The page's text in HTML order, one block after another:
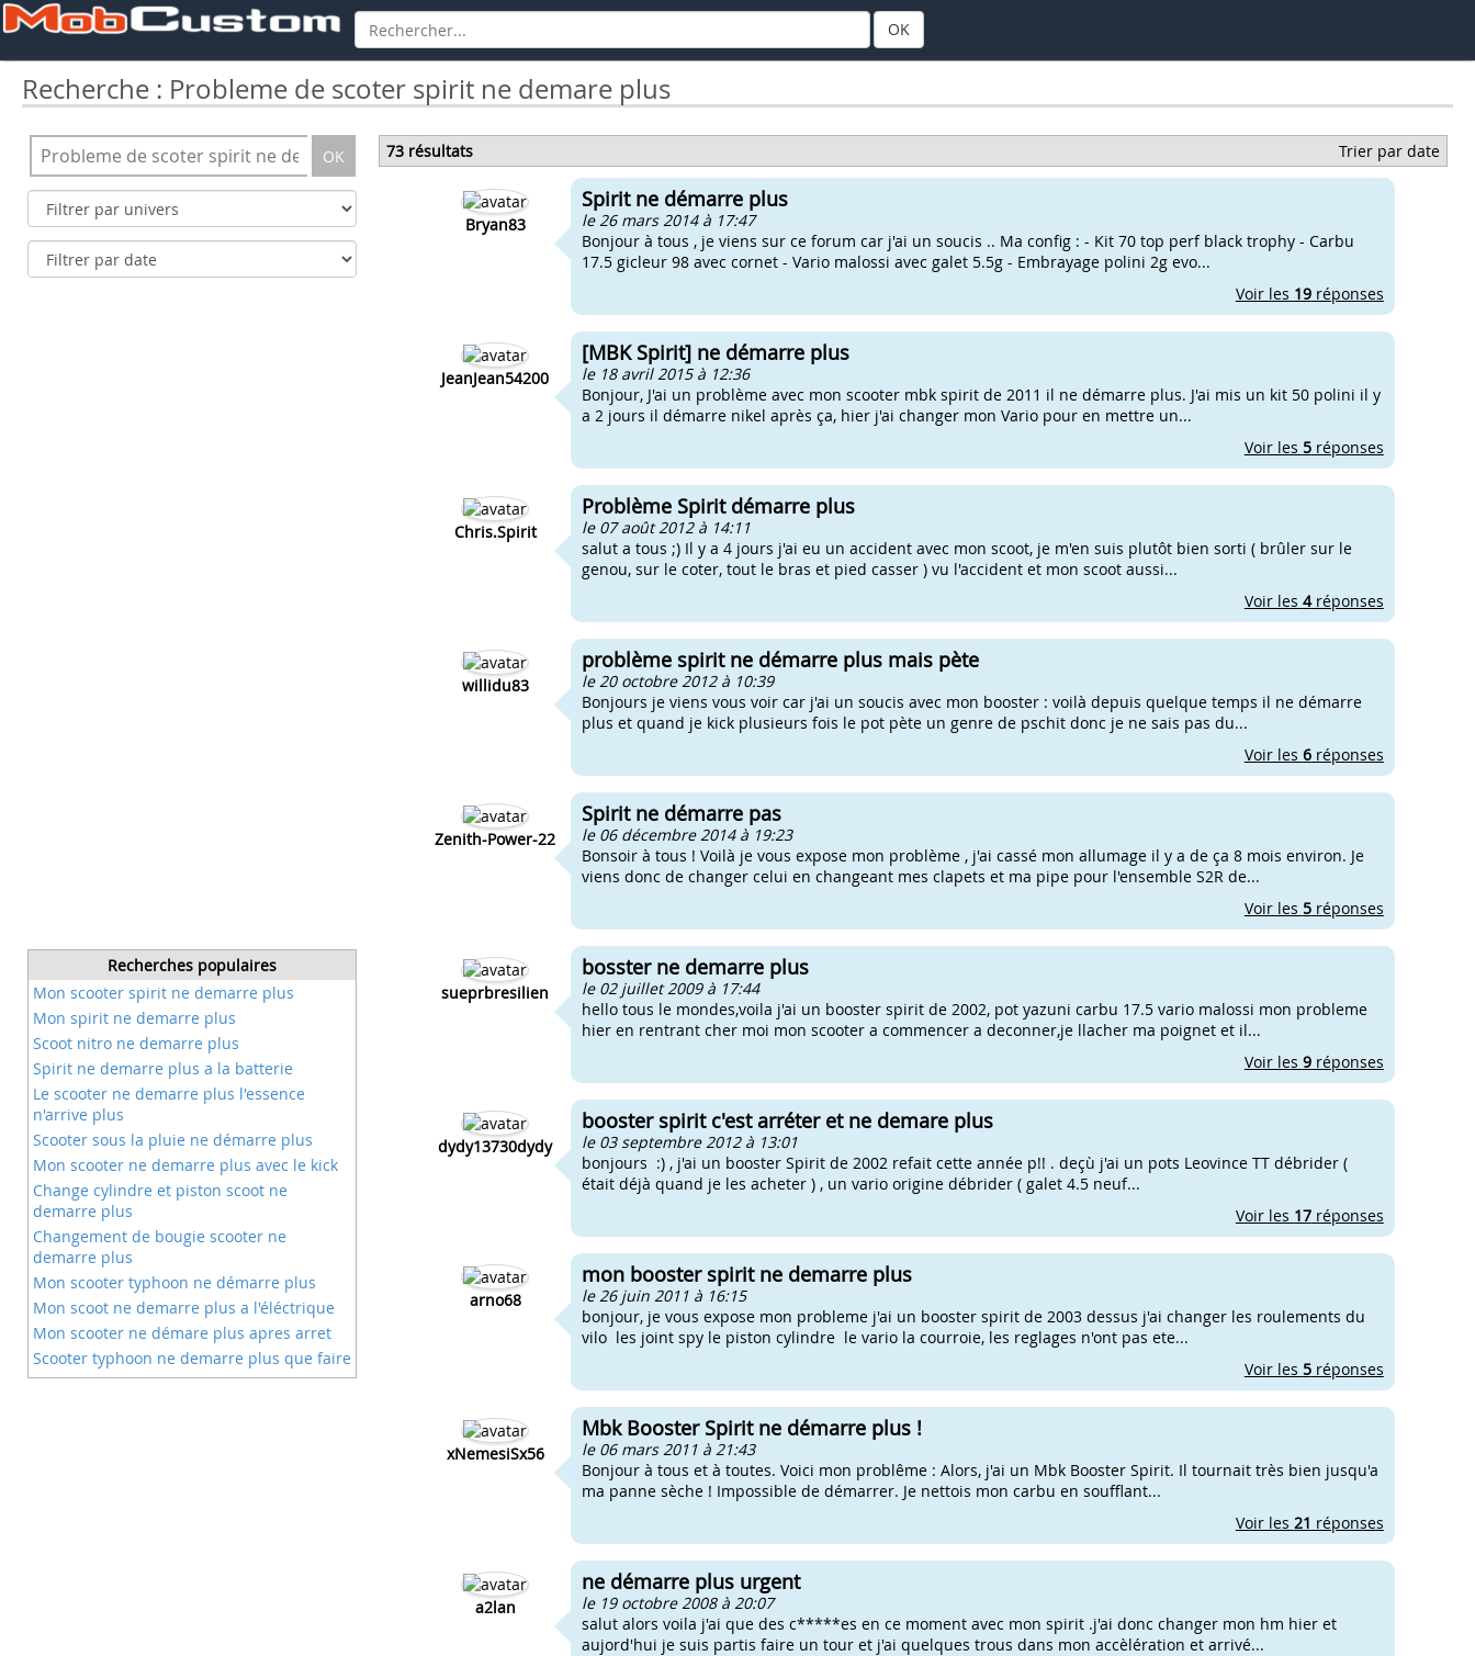
OK
Recherche : Probleme de scoter spirit ne demare plus
OK
Recherches populaires
Mon scooter spirit ne demarre plus
Mon spirit ne demarre plus
Scoot nitro ne demarre plus
Spirit ne demarre plus a la batterie
Le scooter ne demarre plus l'essence
n'arrive plus
Scooter sous la pluie ne démarre plus
Mon scooter ne demarre plus avec le kick
Change cylindre et piston scoot ne
demarre plus
Changement de bougie scooter ne
demarre plus
Mon scooter typhoon ne démarre plus
Mon scoot ne demarre plus a l'éléctrique
Mon scooter ne démare plus apres arret
Scooter typhoon ne demarre plus que faire
Problème de scooter ne monte plus les
73 résultats Trier par date
Bryan83
Spirit ne démarre plus
le 26 mars 2014 à 17:47
Bonjour à tous , je viens sur ce forum car j'ai un soucis .. Ma config : - Kit 70 top perf black trophy - Carbu
17.5 gicleur 98 avec cornet - Vario malossi avec galet 5.5g - Embrayage polini 2g evo...
Voir les 19réponses
JeanJean54200
[MBK Spirit] ne démarre plus
le 18 avril 2015 à 12:36
Bonjour, J'ai un problème avec mon scooter mbk spirit de 2011 il ne démarre plus. J'ai mis un kit 50 polini il y
a 2 jours il démarre nikel après ça, hier j'ai changer mon Vario pour en mettre un...
Voir les 5réponses
Chris.Spirit
Problème Spirit démarre plus
le 07 août 2012 à 14:11
salut a tous ;) Il y a 4 jours j'ai eu un accident avec mon scoot, je m'en suis plutôt bien sorti ( brûler sur le
genou, sur le coter, tout le bras et pied casser ) vu l'accident et mon scoot aussi...
Voir les 4réponses
willidu83
problème spirit ne démarre plus mais pète
le 20 octobre 2012 à 10:39
Bonjours je viens vous voir car j'ai un soucis avec mon booster : voilà depuis quelque temps il ne démarre
plus et quand je kick plusieurs fois le pot pète un genre de pschit donc je ne sais pas du...
Voir les 6réponses
Zenith-Power-22
Spirit ne démarre pas
le 06 décembre 2014 à 19:23
Bonsoir à tous ! Voilà je vous expose mon problème , j'ai cassé mon allumage il y a de ça 8 mois environ. Je
viens donc de changer celui en changeant mes clapets et ma pipe pour l'ensemble S2R de...
Voir les 5réponses
sueprbresilien
bosster ne demarre plus
le 02 juillet 2009 à 17:44
hello tous le mondes,voila j'ai un booster spirit de 2002, pot yazuni carbu 17.5 vario malossi mon probleme
hier en rentrant cher moi mon scooter a commencer a deconner,je llacher ma poignet et il...
Voir les 9réponses
dydy13730dydy
booster spirit c'est arréter et ne demare plus
le 03 septembre 2012 à 13:01
bonjours :) , j'ai un booster Spirit de 2002 refait cette année p!! . deçù j'ai un pots Leovince TT débrider (
était déjà quand je les acheter ) , un vario origine débrider ( galet 4.5 neuf...
Voir les 17réponses
arno68
mon booster spirit ne demarre plus
le 26 juin 2011 à 16:15
bonjour, je vous expose mon probleme j'ai un booster spirit de 2003 dessus j'ai changer les roulements du
vilo les joint spy le piston cylindre le vario la courroie, les reglages n'ont pas ete...
Voir les 5réponses
xNemesiSx56
Mbk Booster Spirit ne démarre plus !
le 06 mars 2011 à 21:43
Bonjour à tous et à toutes. Voici mon problême : Alors, j'ai un Mbk Booster Spirit. Il tournait très bien jusqu'a
ma panne sèche ! Impossible de démarrer. Je nettois mon carbu en soufflant...
Voir les 21 réponses
a2lan
ne démarre plus urgent
le 19 octobre 2008 à 20:07
salut alors voila j'ai que des c*****es en ce moment avec mon spirit .j'ai donc changer mon hm hier et
aujord'hui je suis partis faire un tour et j'ai quelques trous dans mon accèlération et arrivé...